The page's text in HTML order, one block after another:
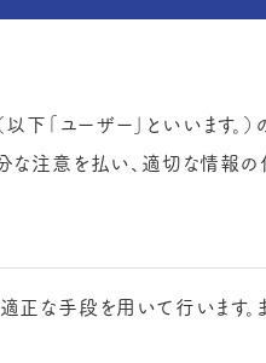
下「ユーザー」といいます
注意を払い、適切な情報の
な手段を用いて行います。